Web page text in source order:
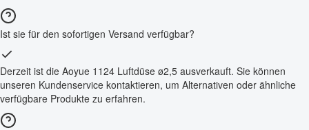
Ist sie für den sofortigen Versand verfügbar?
Derzeit ist die Aoyue 1124 Luftdüse ø2,5 ausverkauft. Sie können
unseren Kundenservice kontaktieren, um Alternativen oder ähnliche
verfügbare Produkte zu erfahren.